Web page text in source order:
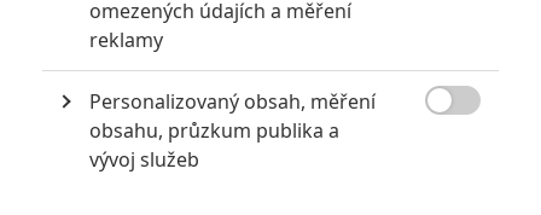
POSLEDNÍ KOMENTOVANÉ
ČLÁNEK | 01.08.2026 16:40
omezených údajích a měření
reklamy
Personalizovaný obsah, měření
obsahu, průzkum publika a
vývoj služeb